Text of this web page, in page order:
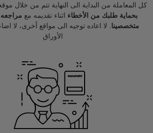
كل المعاملة من البداية الى النهاية تتم من خلال
بحماية طلبك من الأخطاء اثناء تقديمه مع
متخصصينا . لا اعاده توجيه الى مواقع أخرى، لا
الأوراق